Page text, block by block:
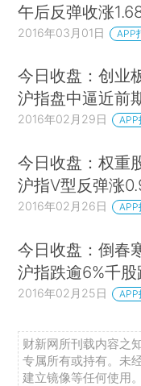
午后反弹收涨
2016年03月01日 APP
今日收盘：创业
沪指盘中逼近前
2016年02月29日 APP
今日收盘：权重
沪指V型反弹涨
2016年02月26日 APP
今日收盘：倒春
沪指跌逾6%千股
2016年02月25日 APP
财新网所刊载内容之
专属所有或持有。未
建立镜像等任何使用。